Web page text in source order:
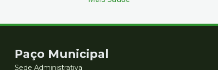
Contato
Paço Municipal
Sede Administrativa